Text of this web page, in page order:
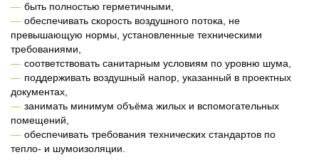
быть полностью герметичными,
обеспечивать скорость воздушного потока, не
превышающую нормы, установленные техническими
требованиями,
соответствовать санитарным условиям по уровню шума,
поддерживать воздушный напор, указанный в проектных
документах,
занимать минимум объёма жилых и вспомогательных
помещений,
обеспечивать требования технических стандартов по
тепло- и шумоизоляции.